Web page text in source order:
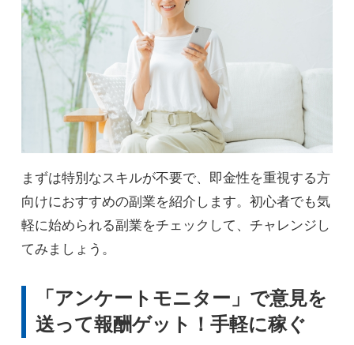
B 文字起こし
B 採点・添削
オンライン秘書 大
オンラインアシスタント 中
B Webライター 中
B アフィリエイト 大
まずは特別なスキルが不要で、即金性を重視する方
向けにおすすめの副業を紹介します。初心者でも気
軽に始められる副業をチェックして、チャレンジし
てみましょう。
「アンケートモニター」で意見を
送って報酬ゲット！手軽に稼ぐ